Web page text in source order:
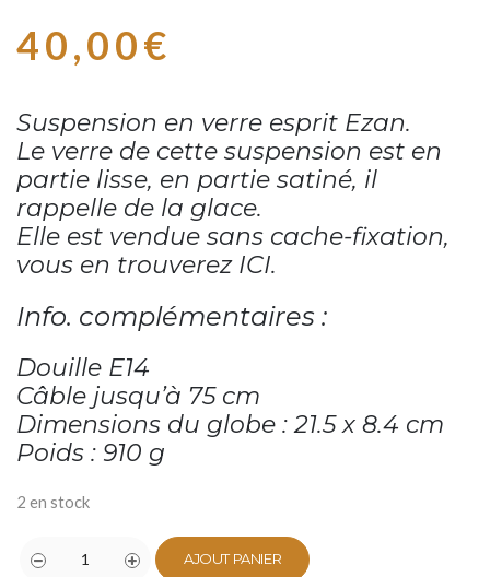
40,00€
Suspension en verre esprit Ezan.
Le verre de cette suspension est en
partie lisse, en partie satiné, il
rappelle de la glace.
Elle est vendue sans cache-fixation,
vous en trouverez ICI.
Info. complémentaires :
Douille E14
Câble jusqu’à 75 cm
Dimensions du globe : 21.5 x 8.4 cm
Poids : 910 g
2 en stock
AJOUT PANIER